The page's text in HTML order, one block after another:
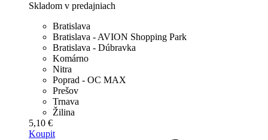
Skladom v predajniach
Bratislava
Bratislava - AVION Shopping Park
Bratislava - Dúbravka
Komárno
Nitra
Poprad - OC MAX
Prešov
Trnava
Žilina
5,10 €
Koupit